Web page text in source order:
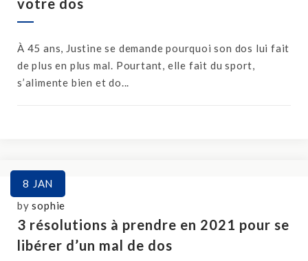
votre dos
À 45 ans, Justine se demande pourquoi son dos lui fait
de plus en plus mal. Pourtant, elle fait du sport,
s’alimente bien et do...
8 JAN
bysophie
3 résolutions à prendre en 2021 pour se
libérer d’un mal de dos